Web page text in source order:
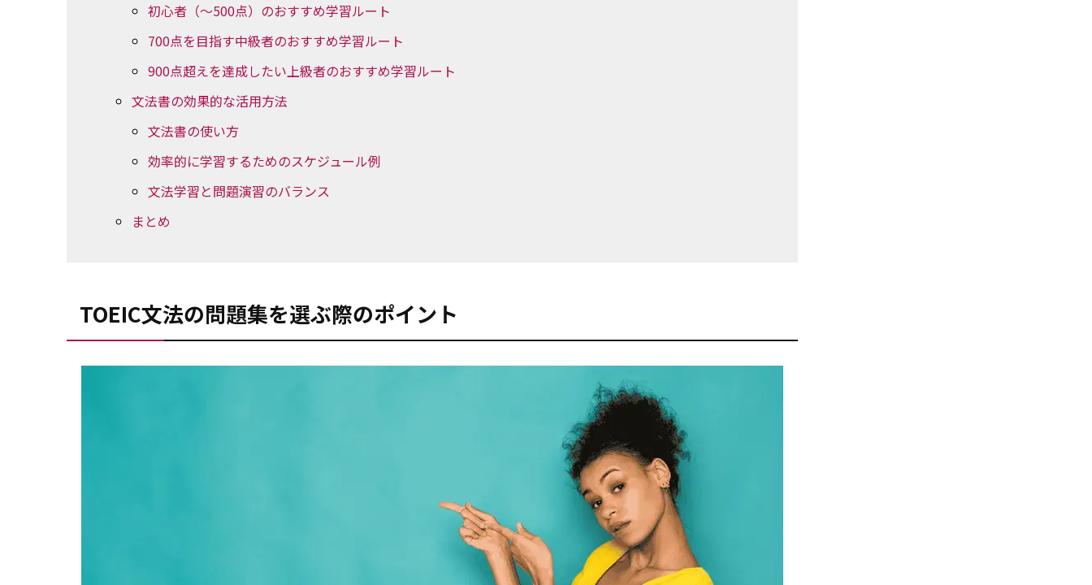
初心者（〜500点）のおすすめ学習ルート
700点を目指す中級者のおすすめ学習ルート
900点超えを達成したい上級者のおすすめ学習ルート
文法書の効果的な活用方法
文法書の使い方
効率的に学習するためのスケジュール例
文法学習と問題演習のバランス
まとめ
TOEIC文法の問題集を選ぶ際のポイント